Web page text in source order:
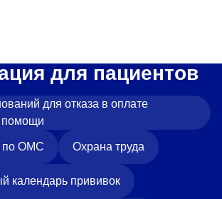
квартал 67
72-73-31
для пациентов
для отказа в оплате
помощи
по ОМС Охрана труда
календарь прививок